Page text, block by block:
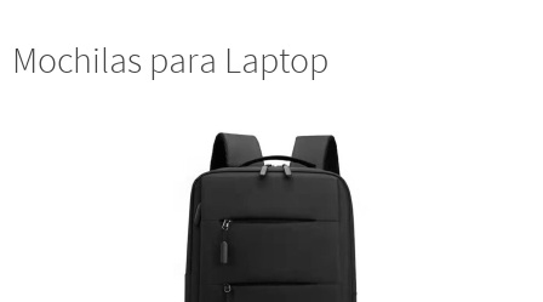
Mochilas para Laptop